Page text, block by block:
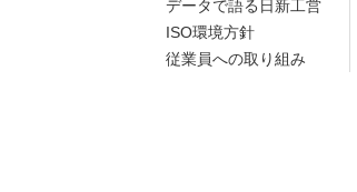
データで語る日新工営
ISO環境方針
従業員への取り組み